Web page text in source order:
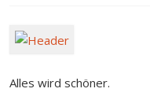
Alles wird schöner.